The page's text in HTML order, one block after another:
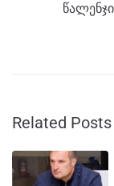
Related Posts